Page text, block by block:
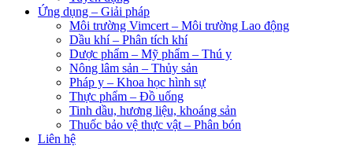
Ứng dụng – Giải pháp
Môi trường Vimcert – Môi trường Lao động
Dầu khí – Phân tích khí
Dược phẩm – Mỹ phẩm – Thú y
Nông lâm sản – Thủy sản
Pháp y – Khoa học hình sự
Thực phẩm – Đồ uống
Tinh dầu, hương liệu, khoáng sản
Thuốc bảo vệ thực vật – Phân bón
Liên hệ